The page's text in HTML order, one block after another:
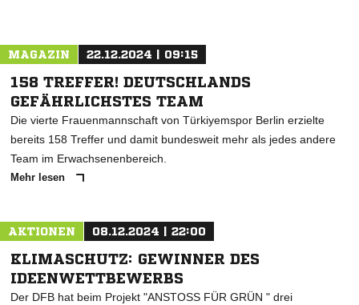
MAGAZIN 22.12.2024 | 09:15
158 TREFFER! DEUTSCHLANDS
GEFÄHRLICHSTES TEAM
Die vierte Frauenmannschaft von Türkiyemspor Berlin erzielte
bereits 158 Treffer und damit bundesweit mehr als jedes andere
Team im Erwachsenenbereich.
Mehr lesen
AKTIONEN 08.12.2024 | 22:00
KLIMASCHUTZ: GEWINNER DES
IDEENWETTBEWERBS
Der DFB hat beim Projekt "ANSTOSS FÜR GRÜN " drei